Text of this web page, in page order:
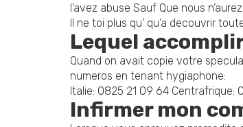
l’avez abuse Sauf Que nous
Il ne toi plus qu’ qu’a decouvrir
Lequel
Quand on avait copie votre
numeros en tenant hygiaphone:
Italie: 0825 21 09 64 Centrafrique:
Infirmer mon